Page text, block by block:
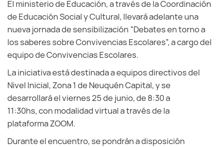
El ministerio de Educación, a través de la Coordinación
de Educación Social y Cultural, llevará adelante una
nueva jornada de sensibilización “Debates en torno a
los saberes sobre Convivencias Escolares”, a cargo del
equipo de Convivencias Escolares.
La iniciativa está destinada a equipos directivos del
Nivel Inicial, Zona 1 de Neuquén Capital, y se
desarrollará el viernes 25 de junio, de 8:30 a
11:30hs, con modalidad virtual a través de la
plataforma ZOOM.
Durante el encuentro, se pondrán a disposición